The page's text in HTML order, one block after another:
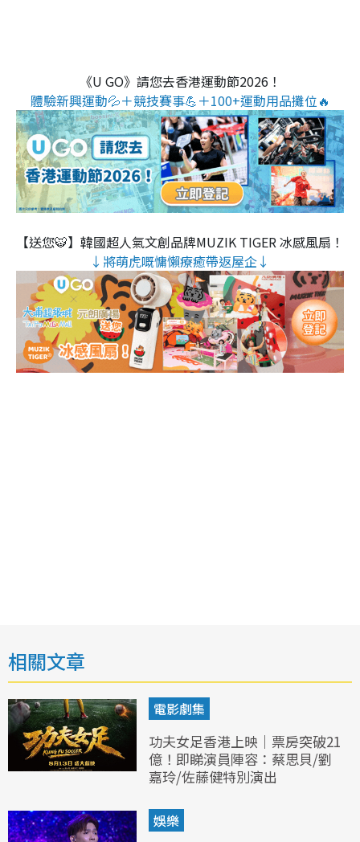
《U GO》請您去香港運動節2026！
體驗新興運動💦＋競技賽事💪＋100+運動用品攤位🔥
【送您🐯】韓國超人氣文創品牌MUZIK TIGER 冰感風扇！
↓將萌虎嘅慵懶療癒帶返屋企↓
相關文章
電影劇集
功夫女足香港上映｜票房突破21
億！即睇演員陣容：蔡思貝/劉
嘉玲/佐藤健特別演出
娛樂